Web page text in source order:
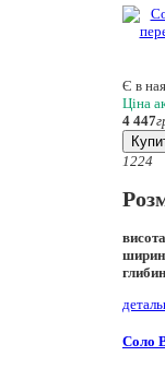
Є в
Ціна
4 447
1224
Соло